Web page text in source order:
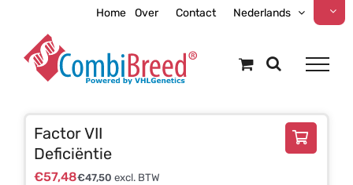
inhoud
Home Over Contact Nederlands
Factor VII
Deficiëntie
€57,48€47,50 excl. BTW